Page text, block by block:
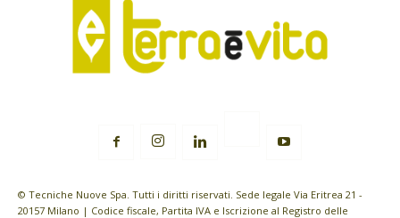
© Tecniche Nuove Spa. Tutti i diritti riservati. Sede legale Via Eritrea 21 -
20157 Milano | Codice fiscale, Partita IVA e Iscrizione al Registro delle